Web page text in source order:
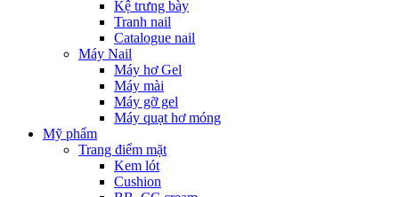
Kệ trưng bày
Tranh nail
Catalogue nail
Máy Nail
Máy hơ Gel
Máy mài
Máy gỡ gel
Máy quạt hơ móng
Mỹ phẩm
Trang điểm mặt
Kem lót
Cushion